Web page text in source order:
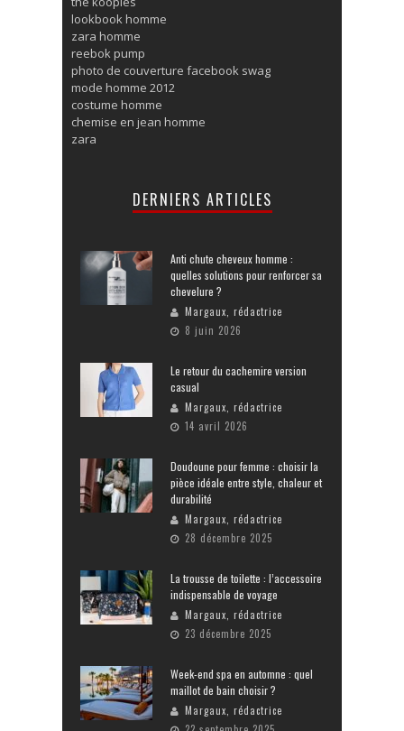
lookbook homme
zara homme
reebok pump
photo de couverture facebook swag
mode homme 2012
costume homme
chemise en jean homme
zara
DERNIERS ARTICLES
Anti chute cheveux homme :
quelles solutions pour renforcer sa
chevelure ?
Margaux, rédactrice
8 juin 2026
Le retour du cachemire version
casual
Margaux, rédactrice
14 avril 2026
Doudoune pour femme : choisir la
pièce idéale entre style, chaleur et
durabilité
Margaux, rédactrice
28 décembre 2025
La trousse de toilette : l’accessoire
indispensable de voyage
Margaux, rédactrice
23 décembre 2025
Week-end spa en automne : quel
maillot de bain choisir ?
Margaux, rédactrice